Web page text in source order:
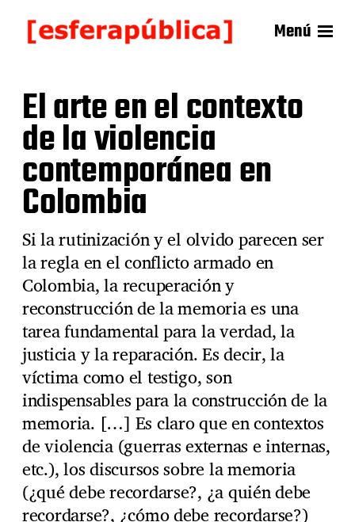
Menú
El arte en el contexto
de la violencia
contemporánea en
Colombia
Si la rutinización y el olvido parecen ser
la regla en el conflicto armado en
Colombia, la recuperación y
reconstrucción de la memoria es una
tarea fundamental para la verdad, la
justicia y la reparación. Es decir, la
víctima como el testigo, son
indispensables para la construcción de la
memoria. […] Es claro que en contextos
de violencia (guerras externas e internas,
etc.), los discursos sobre la memoria
(¿qué debe recordarse?, ¿a quién debe
recordarse?, ¿cómo debe recordarse?)